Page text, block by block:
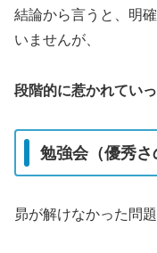
結論から言うと、明
いませんが、
段階的に惹かれてい
勉強会（優秀さ
昴が解けなかった問